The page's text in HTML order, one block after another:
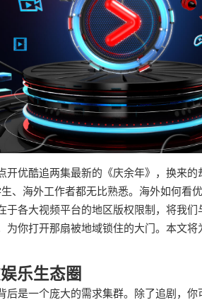
开优酷追两集最新的《庆余年》，换来
、海外工作者都无比熟悉。海外如何看
于各大视频平台的地区版权限制，将我
为你打开那扇被地域锁住的大门。本文
乐生态圈
后是一个庞大的需求集群。除了追剧，